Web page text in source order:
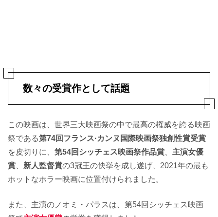
数々の受賞作として話題
この映画は、世界三大映画祭の中で最高の権威を誇る映画
祭である第74回フランス·カンヌ国際映画祭独創性賞受賞
を皮切りに、 第54回シッチェス映画祭作品賞
主演女優
賞
新人監督賞の3冠王の快挙を成し遂げ、2021年の最も
ホットなホラー映画に位置付けられました。
また、主演のノオミ・パラスは、第54回シッチェス映画